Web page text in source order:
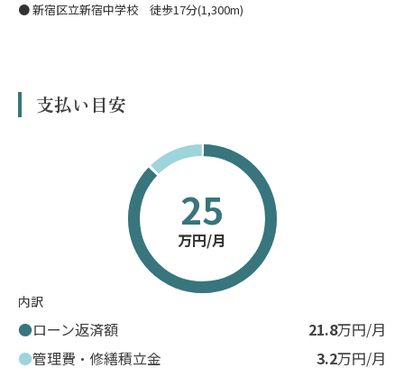
● 新宿区立新宿中学校 徒歩17分(1,300m)
支払い目安
25
万円/月
内訳
ローン返済額 21.8万円/月
管理費・修繕積立金
3.2万円/月